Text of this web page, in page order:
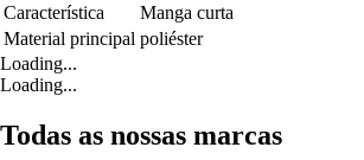
Característica
Manga curta
Material principal poliéster
Loading...
Loading...
Todas as nossas marcas